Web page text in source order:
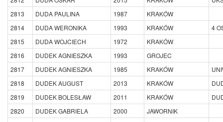
2813
DUDA PAULINA 1987
KRAKÓW
2814
DUDA WERONIKA 1993 KRAKÓW
4
2815
DUDA WOJCIECH 1972
KRAKÓW
2816
DUDEK AGNIESZKA 1993
GROJEC
2817
DUDEK AGNIESZKA 1985 KRAKÓW
2818
DUDEK AUGUST 2013 KRAKÓW
2819
DUDEK BOLESŁAW 2011 KRAKÓW
2820
DUDEK GABRIELA 2000
JAWORNIK